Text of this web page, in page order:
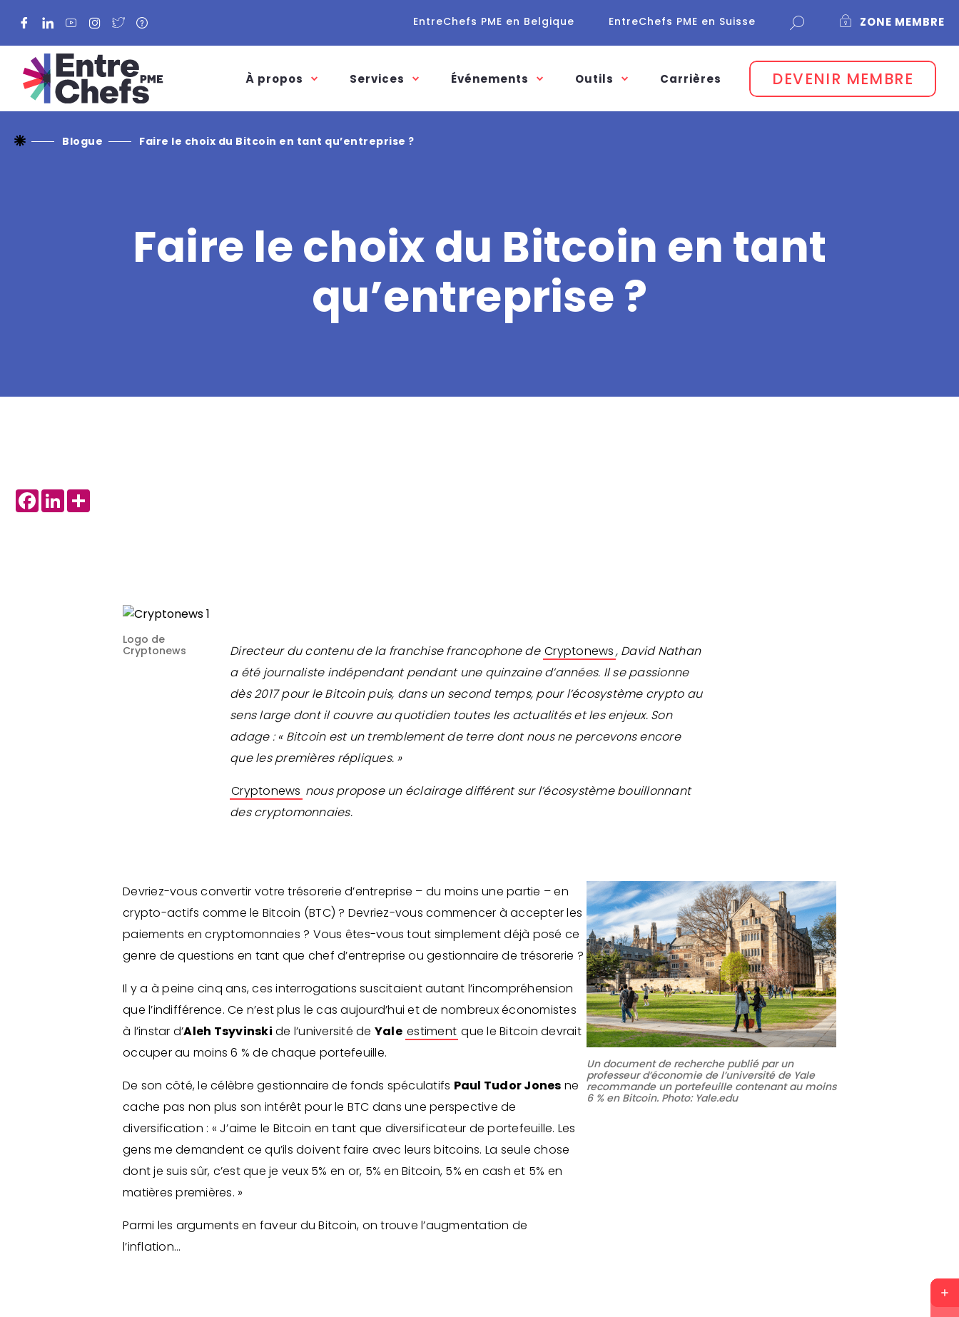
FacebookLinkedInYouTubeInstagramTwitter EntreChefs PME en Belgique EntreChefs PME en Suisse ZONE MEMBRE
À propos Services Événements Outils Carrières DEVENIR MEMBRE
Blogue Faire le choix du Bitcoin en tant qu’entreprise ?
Faire le choix du Bitcoin en tant
qu’entreprise ?
Facebook
LinkedIn
Logo de
Cryptonews
Directeur du contenu de la franchise francophone de Cryptonews, David Nathan
a été journaliste indépendant pendant une quinzaine d’années. Il se passionne
dès 2017 pour le Bitcoin puis, dans un second temps, pour l’écosystème crypto au
sens large dont il couvre au quotidien toutes les actualités et les enjeux. Son
adage : « Bitcoin est un tremblement de terre dont nous ne percevons encore
que les premières répliques. »
Cryptonews nous propose un éclairage différent sur l’écosystème bouillonnant
des cryptomonnaies.
Devriez-vous convertir votre trésorerie d’entreprise – du moins une partie – en
crypto-actifs comme le Bitcoin (BTC) ? Devriez-vous commencer à accepter les
paiements en cryptomonnaies ? Vous êtes-vous tout simplement déjà posé ce
genre de questions en tant que chef d’entreprise ou gestionnaire de trésorerie ?
Il y a à peine cinq ans, ces interrogations suscitaient autant l’incompréhension
que l’indifférence. Ce n’est plus le cas aujourd’hui et de nombreux économistes
à l’instar d’Aleh Tsyvinski de l’université de Yale estiment que le Bitcoin devrait
occuper au moins 6 % de chaque portefeuille.
De son côté, le célèbre gestionnaire de fonds spéculatifs Paul Tudor Jones ne
cache pas non plus son intérêt pour le BTC dans une perspective de
diversification : « J’aime le Bitcoin en tant que diversificateur de portefeuille. Les
gens me demandent ce qu’ils doivent faire avec leurs bitcoins. La seule chose
dont je suis sûr, c’est que je veux 5% en or, 5% en Bitcoin, 5% en cash et 5% en
matières premières. »
Parmi les arguments en faveur du Bitcoin, on trouve l’augmentation de
l’inflation…
Un document de recherche publié par un
professeur d’économie de l’université de Yale
recommande un portefeuille contenant au moins
6 % en Bitcoin. Photo: Yale.edu